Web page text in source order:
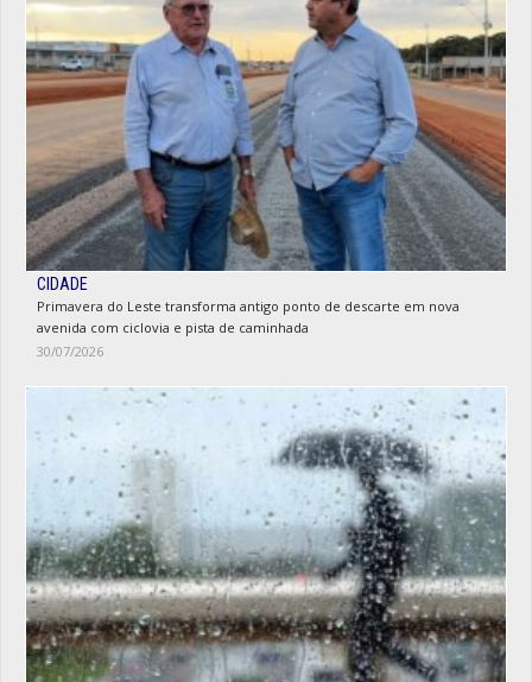
CIDADE
Primavera do Leste transforma antigo ponto de descarte em nova
avenida com ciclovia e pista de caminhada
30/07/2026